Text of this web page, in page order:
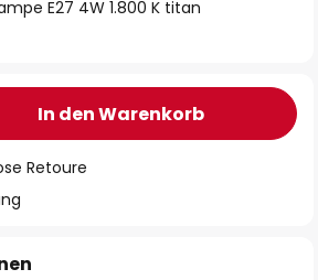
E27 4W 1.800 K titan
In den Warenkorb
Retoure